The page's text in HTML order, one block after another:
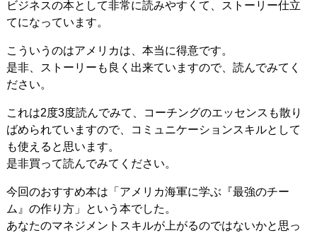
ビジネスの本として非常に読みやすくて、ストーリー仕立
てになっています。
こういうのはアメリカは、本当に得意です。
是非、ストーリーも良く出来ていますので、読んでみてく
ださい。
これは2度3度読んでみて、コーチングのエッセンスも散り
ばめられていますので、コミュニケーションスキルとして
も使えると思います。
是非買って読んでみてください。
今回のおすすめ本は「アメリカ海軍に学ぶ『最強のチー
ム』の作り方」という本でした。
あなたのマネジメントスキルが上がるのではないかと思っ